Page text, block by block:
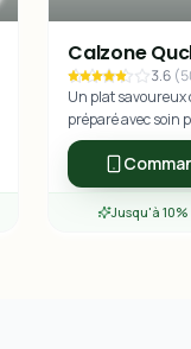
Calzone
3.6 (
Un plat savoureux
préparé avec soin
culinaire
Jusqu'à